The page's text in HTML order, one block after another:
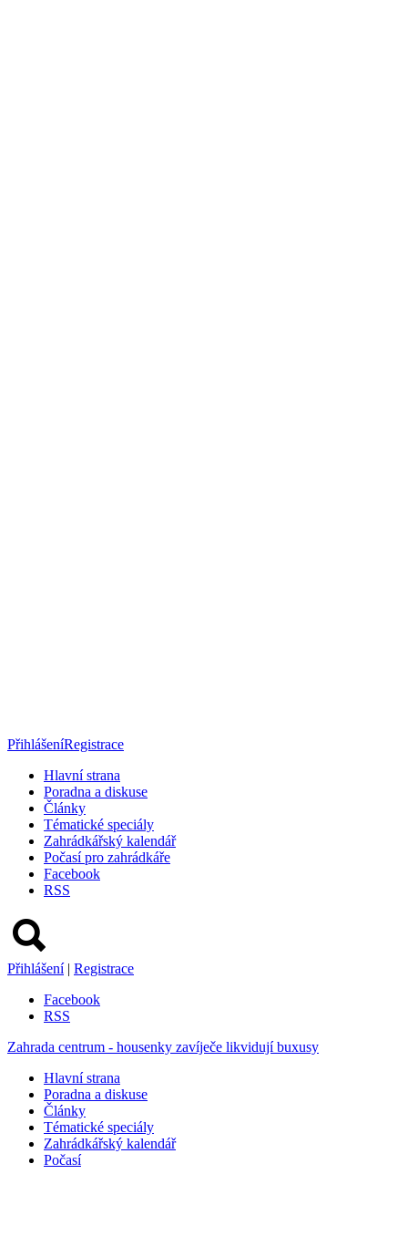
PřihlášeníRegistrace
Hlavní strana
Poradna a diskuse
Články
Tématické speciály
Zahrádkářský kalendář
Počasí pro zahrádkáře
Facebook
RSS
Přihlášení | Registrace
Facebook
RSS
Zahrada centrum - housenky zavíječe likvidují buxusy
Hlavní strana
Poradna a diskuse
Články
Tématické speciály
Zahrádkářský kalendář
Počasí